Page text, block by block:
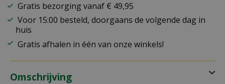
Gratis bezorging vanaf € 49,95
Voor 15:00 besteld, doorgaans de volgende dag in
huis
Gratis afhalen in één van onze winkels!
Omschrijving